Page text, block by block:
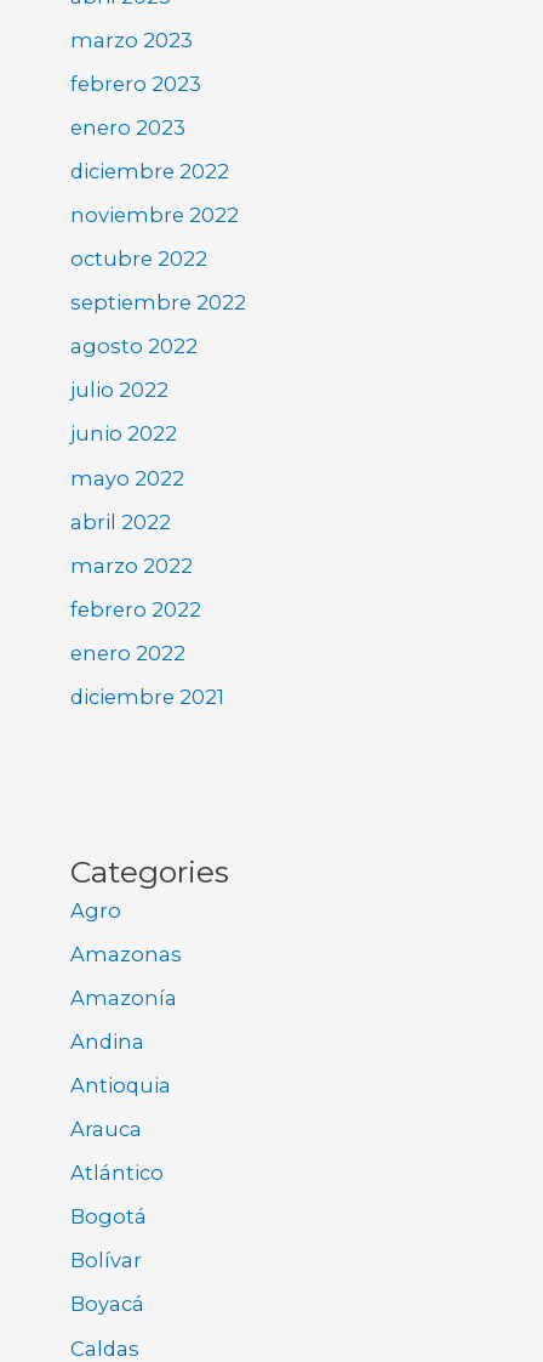
marzo 2023
febrero 2023
enero 2023
diciembre 2022
noviembre 2022
octubre 2022
septiembre 2022
agosto 2022
julio 2022
junio 2022
mayo 2022
abril 2022
marzo 2022
febrero 2022
enero 2022
diciembre 2021
Categories
Agro
Amazonas
Amazonía
Andina
Antioquia
Arauca
Atlántico
Bogotá
Bolívar
Boyacá
Caldas